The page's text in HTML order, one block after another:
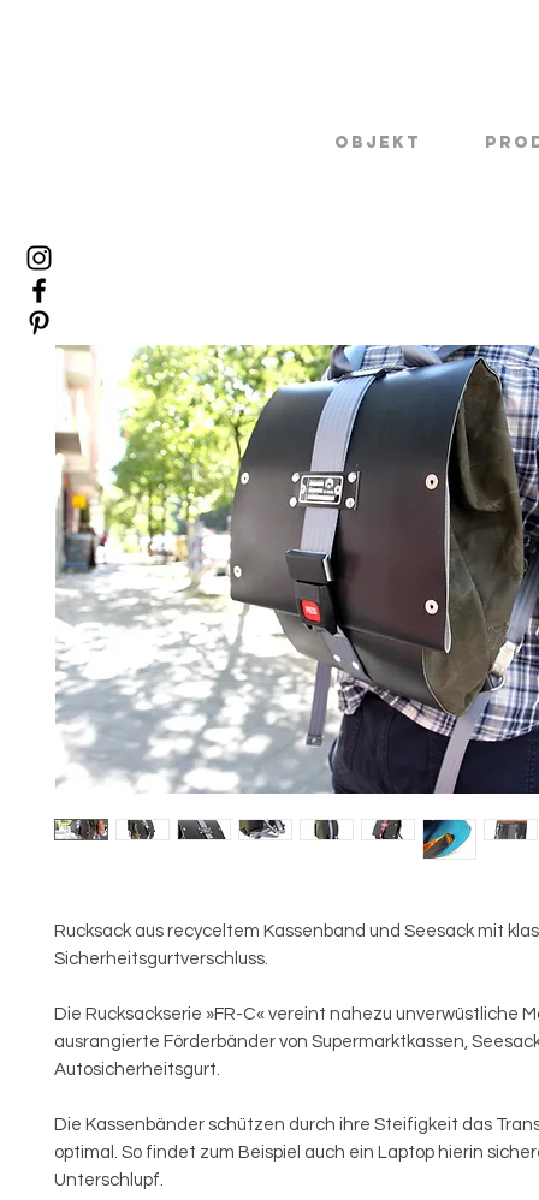
Objekt
Rucksack aus recyceltem Kassenband und Seesack mit
Sicherheitsgurtverschluss.
Die Rucksackserie »FR-C« vereint nahezu unverwüstliche
ausrangierte Förderbänder von Supermarktkassen,
Autosicherheitsgurt.
Die Kassenbänder schützen durch ihre Steifigkeit das
optimal. So findet zum Beispiel auch ein Laptop hierin
Unterschlupf.